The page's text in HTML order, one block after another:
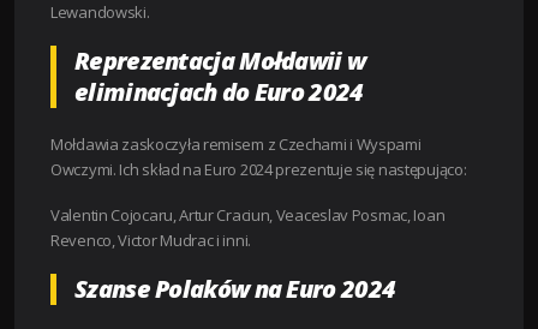
Lewandowski.
Reprezentacja Mołdawii w
eliminacjach do Euro 2024
Mołdawia zaskoczyła remisem z Czechami i Wyspami
Owczymi. Ich skład na Euro 2024 prezentuje się następująco:
Valentin Cojocaru, Artur Craciun, Veaceslav Posmac, Ioan
Revenco, Victor Mudrac i inni.
Szanse Polaków na Euro 2024